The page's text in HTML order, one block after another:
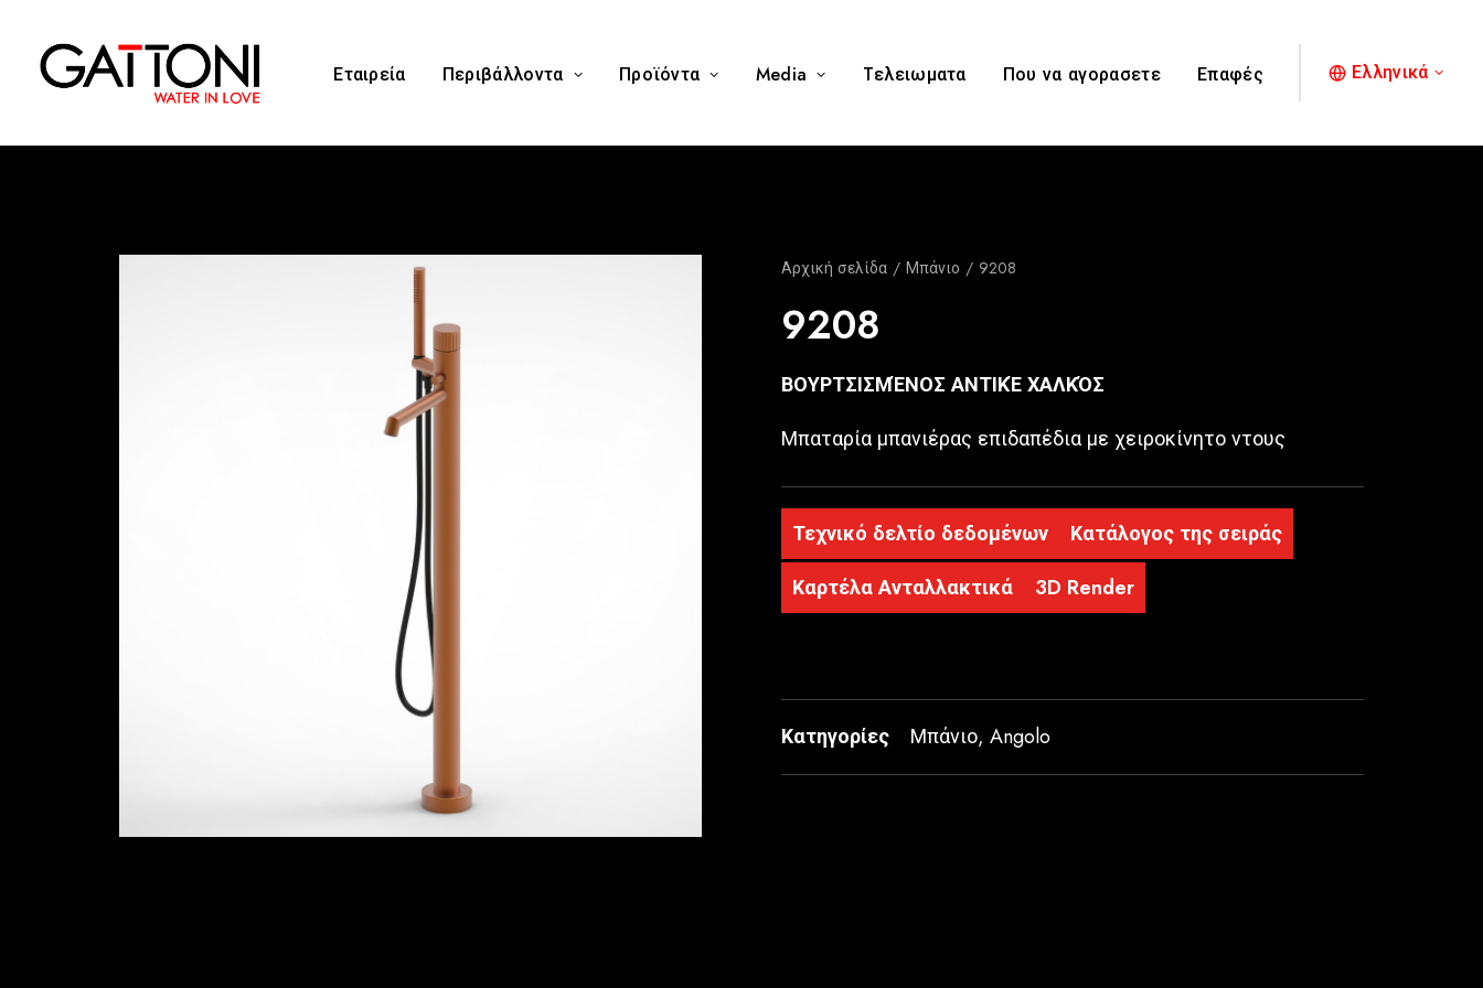
Εταιρεία Περιβάλλοντα Προϊόντα Media Tελειωματα Που να αγορασετε Επαφές Ελληνικά
Αρχική σελίδα Μπάνιο 9208
9208
ΒΟΥΡΤΣΙΣΜΈΝΟΣ ΑΝΤΙΚΈ ΧΑΛΚΌΣ
Μπαταρία μπανιέρας επιδαπέδια με χειροκίνητο ντους
Τεχνικό δελτίο δεδομένων
Κατάλογος της σειράς
Καρτέλα Ανταλλακτικά
3D Render
Κατηγορίες Μπάνιο, Angolo